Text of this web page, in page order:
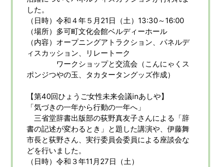
した。
（日時）令和４年５月21日（土）13:30～16:00
（場所）多可町文化会館ベルディーホール
（内容）オープニングアトラクション、パネルデ
ィスカッション、リレートーク
ワークショップと交流会（こんにゃくス
ポンジつやの玉、タカタータングッズ作成）
【第40回ひょうご女性未来会議inあしや】
「気づきの一年から行動の一年へ」
三省堂辞書出版部の荻野真友子さんによる「辞
書の記述が変わるとき」と題した講演や、伊藤舞
市長と荻野さん、実行委員会委員による座談会な
どを行いました。
（日時）令和３年11月27日（土）